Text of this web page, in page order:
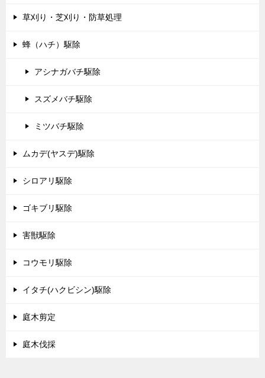
草刈り・芝刈り・防草処理
蜂（ハチ）駆除
アシナガバチ駆除
スズメバチ駆除
ミツバチ駆除
ムカデ(ヤスデ)駆除
シロアリ駆除
ゴキブリ駆除
害獣駆除
コウモリ駆除
イタチ(ハクビシン)駆除
庭木剪定
庭木伐採